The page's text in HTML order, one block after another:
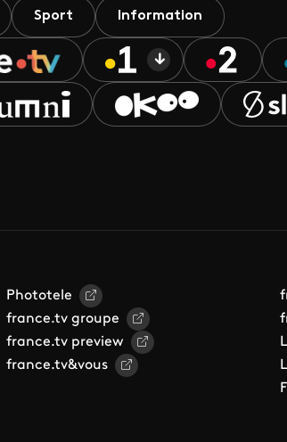
Sport Information
Phototele
france.tv groupe
france.tv preview
france.tv&vous